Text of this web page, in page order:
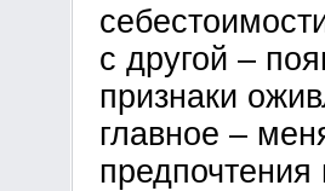
с другой –
признаки
главное –